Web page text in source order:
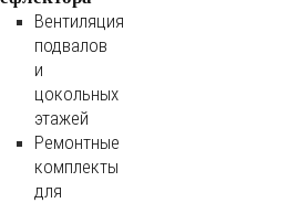
Вентиляция
подвалов
и
цокольных
этажей
Ремонтные
комплекты
для